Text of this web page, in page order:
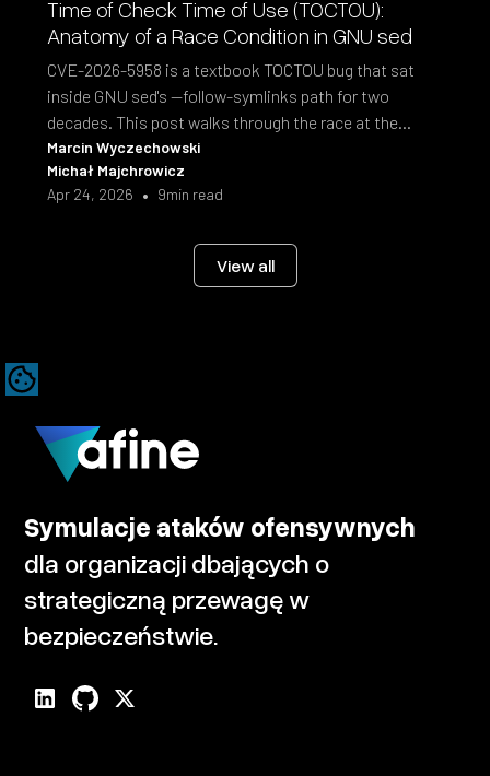
Time of Check Time of Use (TOCTOU):
Anatomy of a Race Condition in GNU sed
CVE-2026-5958 is a textbook TOCTOU bug that sat
inside GNU sed's --follow-symlinks path for two
decades. This post walks through the race at the
syscall level and the fix shipped in sed 4.10.
Marcin Wyczechowski
Michał Majchrowicz
Apr 24, 2026 • 9min read
View all
Symulacje ataków ofensywnych
dla organizacji dbających o
strategiczną przewagę w
bezpieczeństwie.